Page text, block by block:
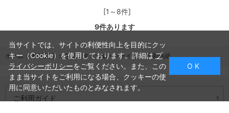
[1～8件]
9件あります
ホーム >和紙製品 >色紙・タトウ紙・ファイル > 水彩色紙
ご利用ガイド
当サイトでは、サイトの利便性向上を目的にクッ
キー（Cookie）を使用しております。詳細はプ
ライバシーポリシーをご覧ください。また、この
まま当サイトをご利用になる場合、クッキーの使
用に同意いただいたものとみなされます。
O K